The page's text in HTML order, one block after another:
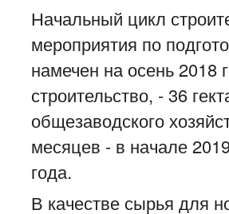
Начальный цикл
мероприятия по
намечен на осень
строительство, - 36
общезаводского
месяцев - в начале
года.
В качестве сырья для